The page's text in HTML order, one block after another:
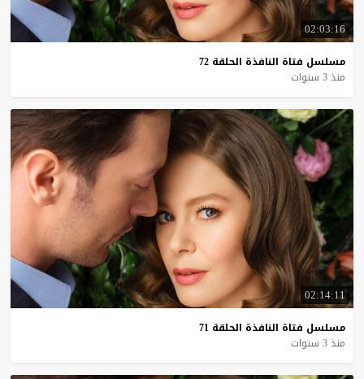
02:03:16
مسلسل فتاة النافذة الحلقة 72
منذ 3 سنوات
02:14:11
مسلسل فتاة النافذة الحلقة 71
منذ 3 سنوات